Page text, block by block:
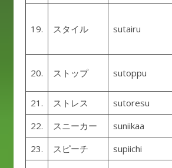
19. スタイル sutairu
20. ストップ sutoppu
21.
ストレス sutoresu
22.
スニーカー suniikaa
23.
スピーチ supiichi